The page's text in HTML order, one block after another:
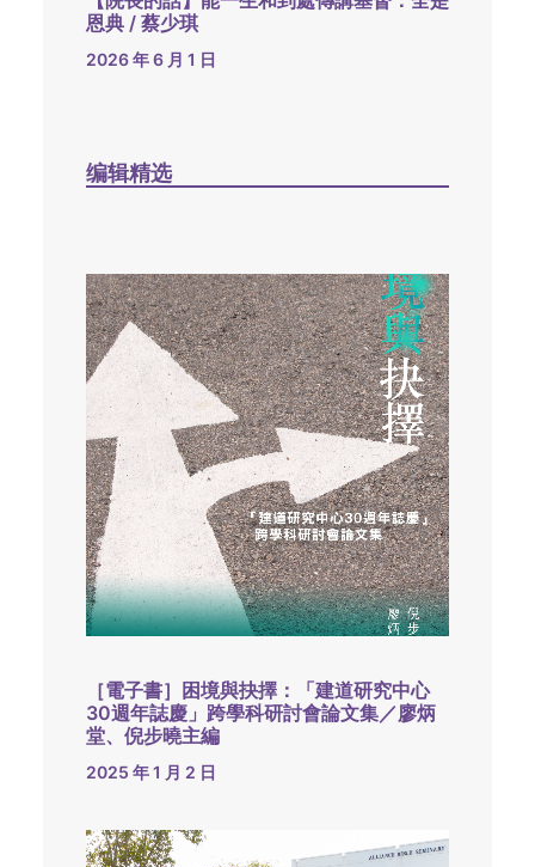
恩典 / 蔡少琪
2026 年 6 月 1 日
编辑精选
［電子書］困境與抉擇：「建道研究中心
30週年誌慶」跨學科研討會論文集／廖炳
堂、倪步曉主編
2025 年 1 月 2 日